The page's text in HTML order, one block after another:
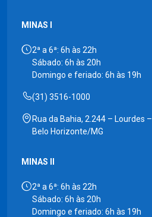
MINAS I
2ª a 6ª: 6h às 22h
Sábado: 6h às 20h
Domingo e feriado: 6h às 19h
(31) 3516-1000
Rua da Bahia, 2.244 – Lourdes –
Belo Horizonte/MG
MINAS II
2ª a 6ª: 6h às 22h
Sábado: 6h às 20h
Domingo e feriado: 6h às 19h